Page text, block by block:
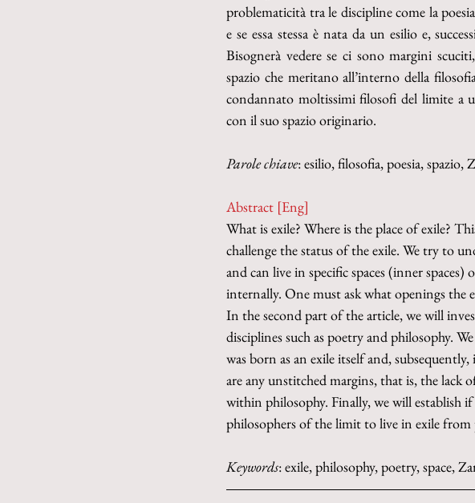
problematicità tra le discipline come la
e se essa stessa è nata da un esilio e,
Bisognerà vedere se ci sono margini
spazio che meritano all’interno della
condannato moltissimi filosofi del limite a
con il suo spazio originario.
Parole chiave: esilio, filosofia, poesia, spazio,
Abstract [Eng]
What is exile? Where is the place of exile?
challenge the status of the exile. We try to
and can live in specific spaces (inner
internally. One must ask what openings the
In the second part of the article, we will
disciplines such as poetry and philosophy.
was born as an exile itself and,
are any unstitched margins, that is, the lack
within philosophy. Finally, we will establish
philosophers of the limit to live in exile from
Keywords: exile, philosophy, poetry, space,